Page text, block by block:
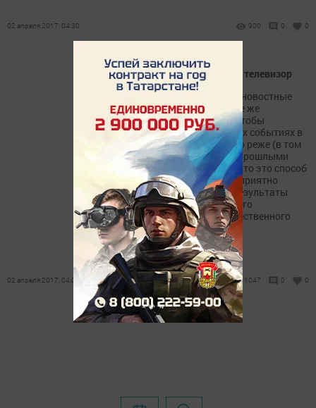
02 апреля 2017, 04:30 900 0 0
Ради чего люди включают телевизор
Чаще всего люди смотрят новостные
программы и кино. Вообще же
телевизор нужен людям, чтобы
ориентироваться в текущих событиях в
нашей стране, значительно реже (в том
числе реже в сравнении с прошлыми
опросами) люди говорят, что это способ
расслабиться, отдохнуть, приятно
провести время. Таковы результаты
недавнего социологического
исследования Фонда общественного
мнения....
02 апреля 2017, 04:08 1047 0 0